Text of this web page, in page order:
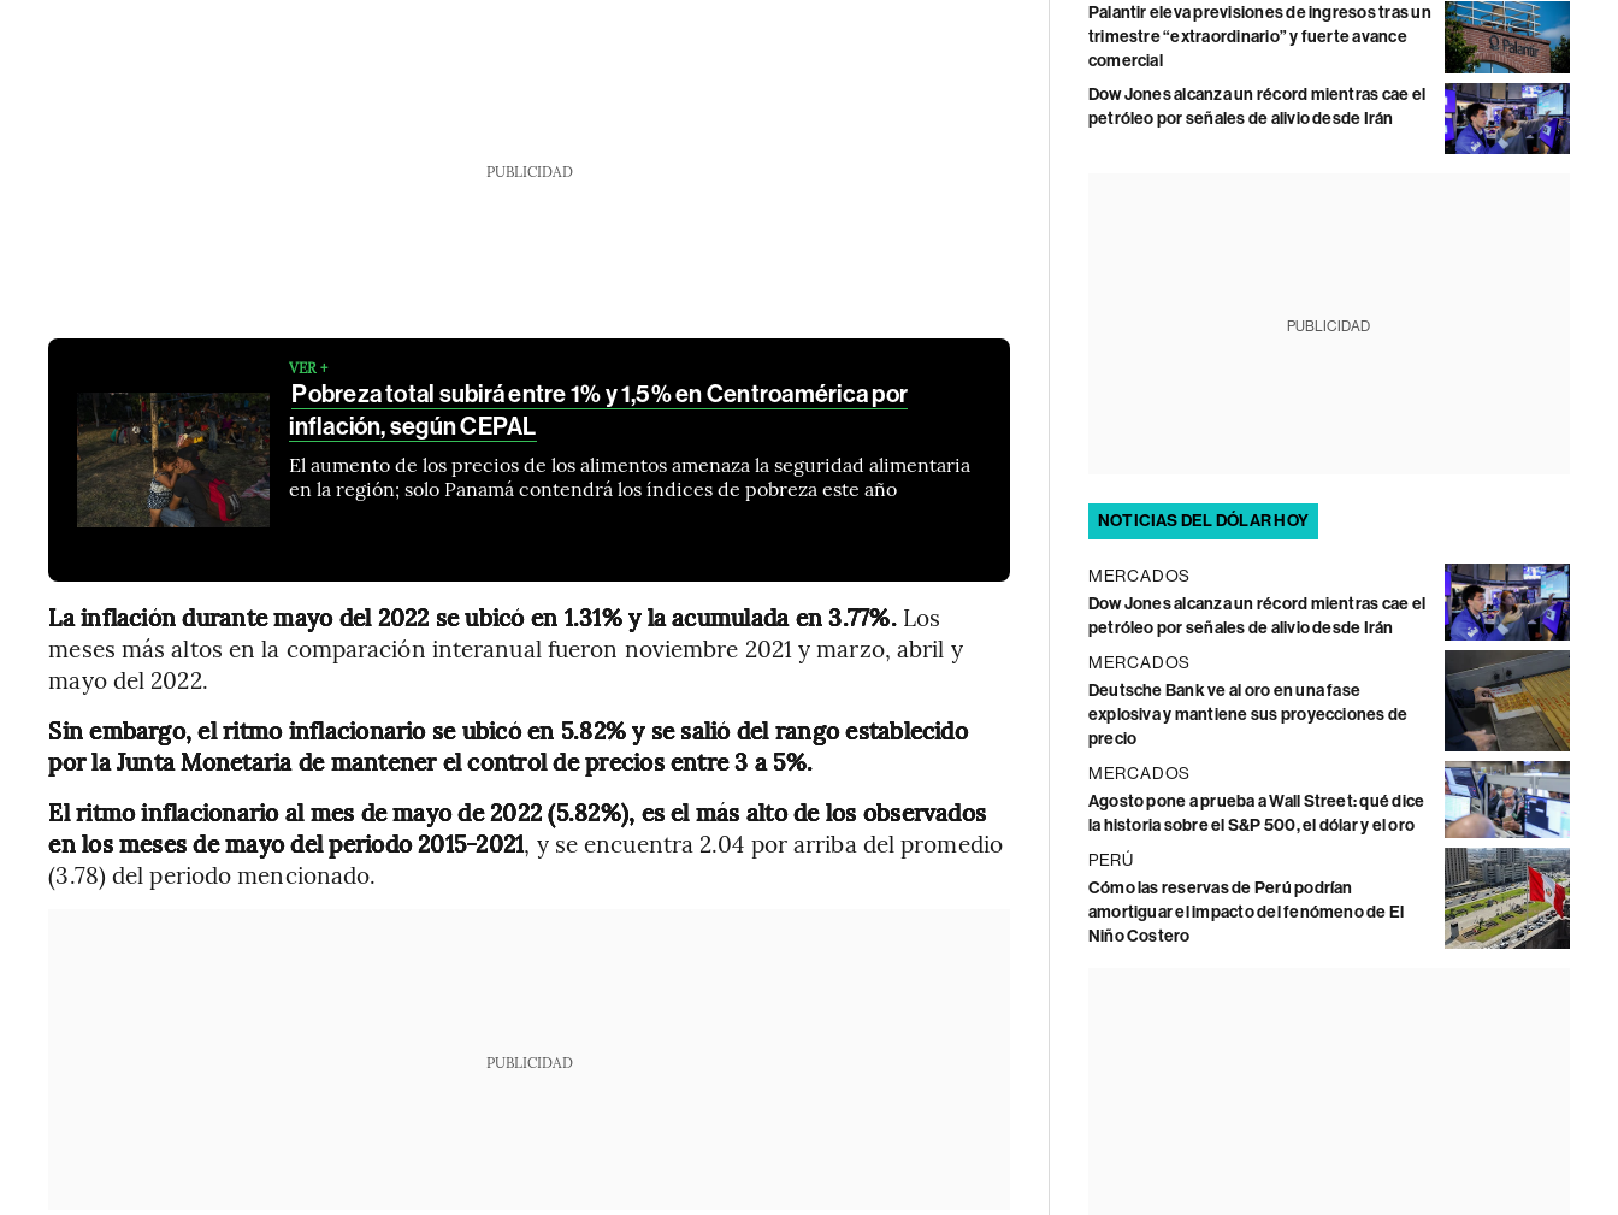
PUBLICIDAD
VER +
Pobreza total subirá entre 1% y 1,5% en Centroamérica por
inflación, según CEPAL
El aumento de los precios de los alimentos amenaza la seguridad alimentaria
en la región; solo Panamá contendrá los índices de pobreza este año
La inflación durante mayo del 2022 se ubicó en 1.31% y la acumulada en 3.77%. Los
meses más altos en la comparación interanual fueron noviembre 2021 y marzo, abril y
mayo del 2022.
Sin embargo, el ritmo inflacionario se ubicó en 5.82% y se salió del rango establecido
por la Junta Monetaria de mantener el control de precios entre 3 a 5%.
El ritmo inflacionario al mes de mayo de 2022 (5.82%), es el más alto de los observados
en los meses de mayo del periodo 2015-2021, y se encuentra 2.04 por arriba del promedio
(3.78) del periodo mencionado.
PUBLICIDAD
Palantir eleva previsiones de ingresos tras un
trimestre “extraordinario” y fuerte avance
comercial
Dow Jones alcanza un récord mientras cae el
petróleo por señales de alivio desde Irán
PUBLICIDAD
NOTICIAS DEL DÓLAR HOY
MERCADOS
Dow Jones alcanza un récord mientras cae el
petróleo por señales de alivio desde Irán
MERCADOS
Deutsche Bank ve al oro en una fase
explosiva y mantiene sus proyecciones de
precio
MERCADOS
Agosto pone a prueba a Wall Street: qué dice
la historia sobre el S&P 500, el dólar y el oro
PERÚ
Cómo las reservas de Perú podrían
amortiguar el impacto del fenómeno de El
Niño Costero